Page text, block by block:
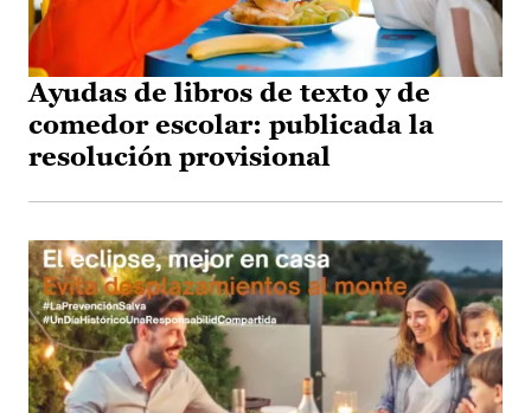
Ayudas de libros de texto y de
comedor escolar: publicada la
resolución provisional